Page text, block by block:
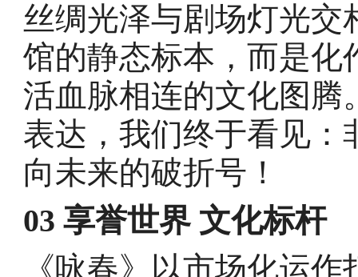
丝绸光泽与剧场灯光交
馆的静态标本，而是化
活血脉相连的文化图腾
表达，我们终于看见：
向未来的破折号！
03 享誉世界 文化标杆
《咏春》以市场化运